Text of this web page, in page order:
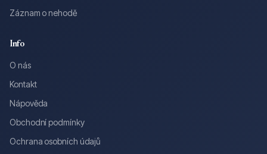
Záznam o nehodě
Info
O nás
Kontakt
Nápověda
Obchodní podmínky
Ochrana osobních údajů